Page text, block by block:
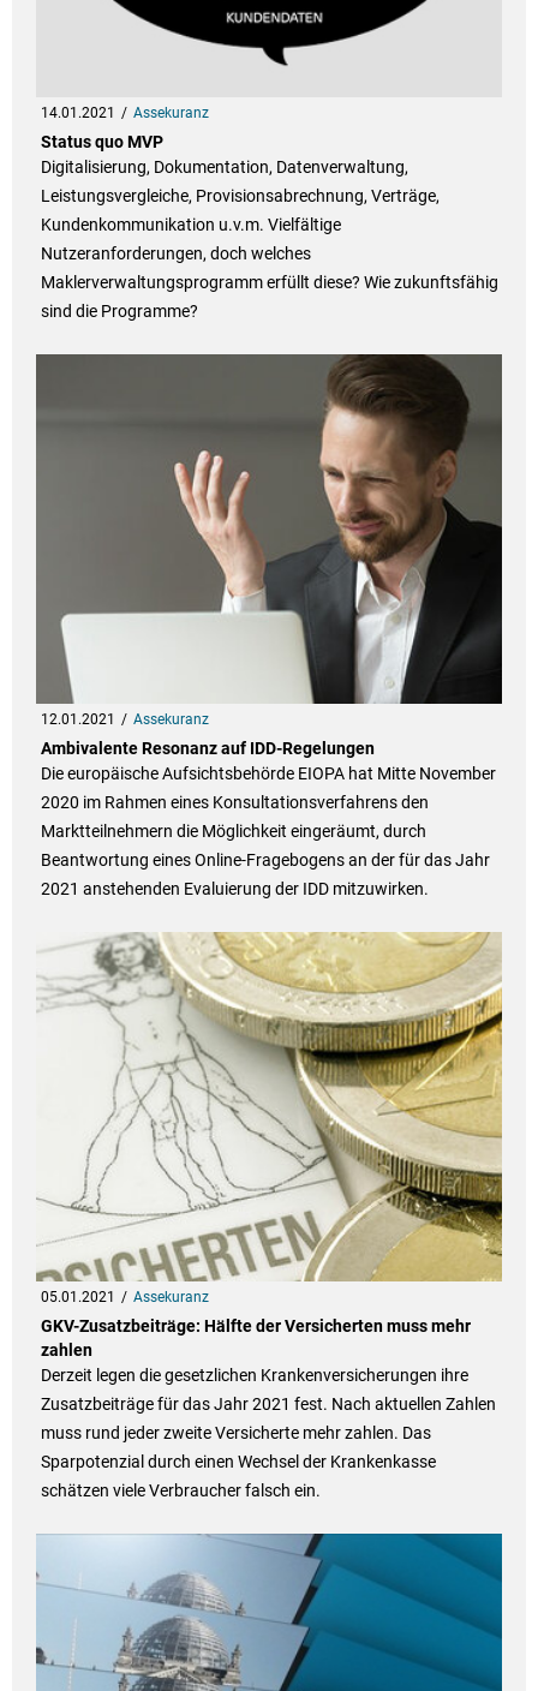
14.01.2021 Assekuranz
Status quo MVP
Digitalisierung, Dokumentation, Datenverwaltung,
Leistungsvergleiche, Provisionsabrechnung, Verträge,
Kundenkommunikation u.v.m. Vielfältige
Nutzeranforderungen, doch welches
Maklerverwaltungsprogramm erfüllt diese? Wie zukunftsfähig
sind die Programme?
12.01.2021 Assekuranz
Ambivalente Resonanz auf IDD-Regelungen
Die europäische Aufsichtsbehörde EIOPA hat Mitte November
2020 im Rahmen eines Konsultationsverfahrens den
Marktteilnehmern die Möglichkeit eingeräumt, durch
Beantwortung eines Online-Fragebogens an der für das Jahr
2021 anstehenden Evaluierung der IDD mitzuwirken.
05.01.2021 Assekuranz
GKV-Zusatzbeiträge: Hälfte der Versicherten muss mehr
zahlen
Derzeit legen die gesetzlichen Krankenversicherungen ihre
Zusatzbeiträge für das Jahr 2021 fest. Nach aktuellen Zahlen
muss rund jeder zweite Versicherte mehr zahlen. Das
Sparpotenzial durch einen Wechsel der Krankenkasse
schätzen viele Verbraucher falsch ein.